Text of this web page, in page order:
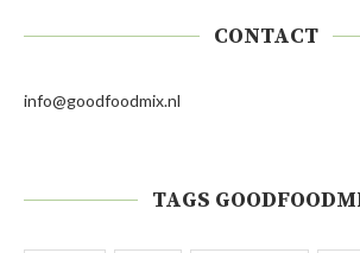
CONTACT
info@goodfoodmix.nl
TAGS